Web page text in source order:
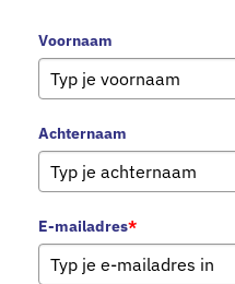
Voornaam
Achternaam
E-mailadres*